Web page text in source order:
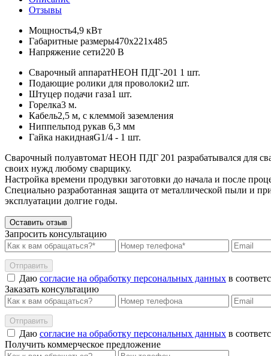
Отзывы
Мощность4,9 кВт
Габаритные размеры470х221х485
Напряжение сети220 В
Сварочный аппаратНЕОН ПДГ-201 1 шт.
Подающие ролики для проволоки2 шт.
Штуцер подачи газа1 шт.
Горелка3 м.
Кабель2,5 м, с клеммой заземления
Ниппельпод рукав 6,3 мм
Гайка накиднаяG1/4 - 1 шт.
Сварочный полуавтомат НЕОН ПДГ 201 разрабатывался для
своих нужд любому сварщику.
Настройка времени продувки заготовки до начала и после
Специально разработанная защита от металлической пыли и
эксплуатации долгие годы.
Оставить отзыв
Запросить консультацию
Даю согласие на обработку персональных данных в
Заказать консультацию
Даю согласие на обработку персональных данных в
Получить коммерческое предложение